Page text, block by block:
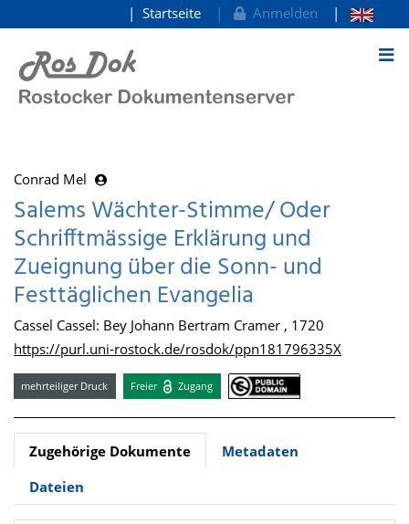
zum Inhalt
Startseite Anmelden
Conrad Mel
Salems Wächter-Stimme/ Oder
Schrifftmässige Erklärung und
Zueignung über die Sonn- und
Festtäglichen Evangelia
Cassel Cassel: Bey Johann Bertram Cramer , 1720
https://purl.uni-rostock.de/rosdok/ppn181796335X
mehrteiliger Druck Freier Zugang
Zugehörige Dokumente
Metadaten
Dateien